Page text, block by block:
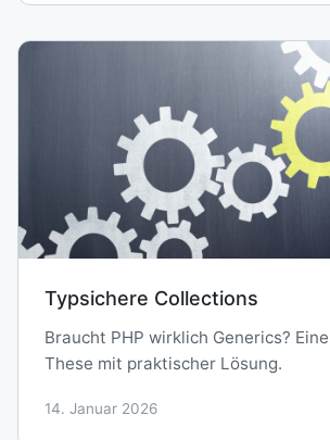
Typsichere Collections
Braucht PHP wirklich Generics?
These mit praktischer Lösung.
14. Januar 2026